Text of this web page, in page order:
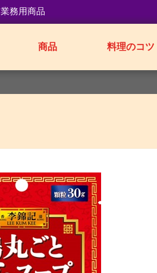
業務用商品
商品 料理のコツ